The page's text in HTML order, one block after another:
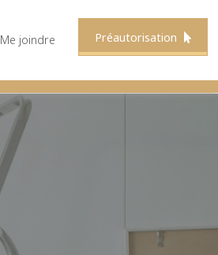
Me joindre Préautorisation